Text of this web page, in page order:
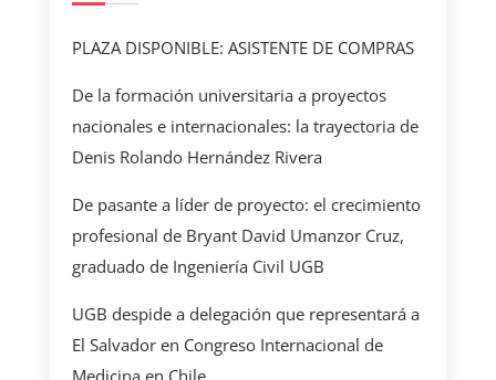
PLAZA DISPONIBLE: ASISTENTE DE COMPRAS
De la formación universitaria a proyectos
nacionales e internacionales: la trayectoria de
Denis Rolando Hernández Rivera
De pasante a líder de proyecto: el crecimiento
profesional de Bryant David Umanzor Cruz,
graduado de Ingeniería Civil UGB
UGB despide a delegación que representará a
El Salvador en Congreso Internacional de
Medicina en Chile